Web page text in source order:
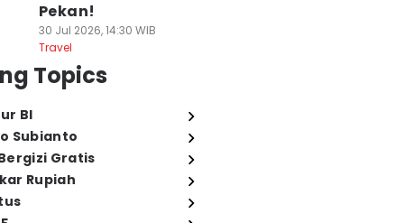
Pekan!
30 Jul 2026, 14:30 WIB
Travel
Topics
BI
Subianto
Gratis
Rupiah